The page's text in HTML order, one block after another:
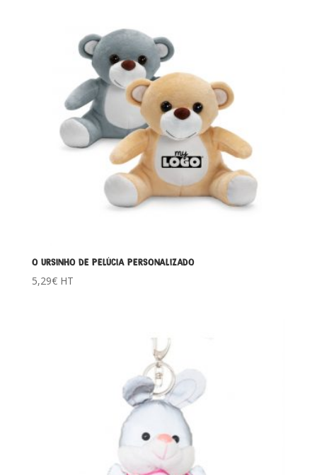
O URSINHO DE PELÚCIA PERSONALIZADO
5,29€HT